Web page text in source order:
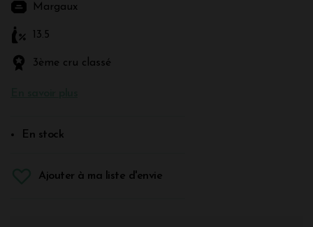
Margaux
13.5
3ème cru classé
En stock
Ajouter à ma liste d'envie